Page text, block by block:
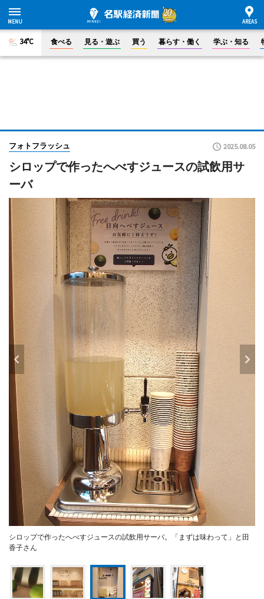
34°C 食べる 見る・遊ぶ 買う 暮らす・働く 学ぶ・知る
フォトフラッシュ 2025.08.05
シロップで作ったへべすジュースの試飲用サ
ーバ
シロップで作ったへべすジュースの試飲用サーバ。「まずは味わって」と田
香子さん